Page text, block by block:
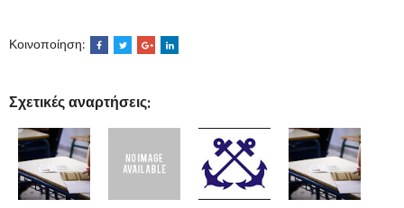
Κοινοποίηση:
Σχετικές αναρτήσεις: